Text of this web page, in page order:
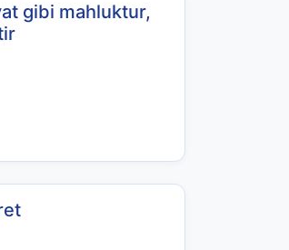
gibi mahluktur,